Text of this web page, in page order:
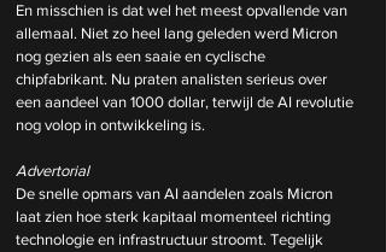
En misschien is dat wel het meest opvallende van
allemaal. Niet zo heel lang geleden werd Micron
nog gezien als een saaie en cyclische
chipfabrikant. Nu praten analisten serieus over
een aandeel van 1000 dollar, terwijl de AI revolutie
nog volop in ontwikkeling is.
Advertorial
De snelle opmars van AI aandelen zoals Micron
laat zien hoe sterk kapitaal momenteel richting
technologie en infrastructuur stroomt. Tegelijk